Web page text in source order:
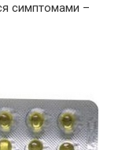
симптомами –